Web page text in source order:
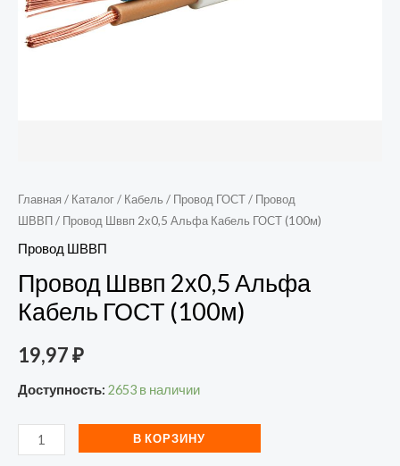
Главная / Каталог/ Кабель / Провод ГОСТ/ Провод
ШВВП/ Провод Шввп 2х0,5 Альфа Кабель ГОСТ (100м)
Провод ШВВП
Провод Шввп 2х0,5 Альфа
Кабель ГОСТ (100м)
19,97₽
Доступность: 2653 в наличии
В КОРЗИНУ